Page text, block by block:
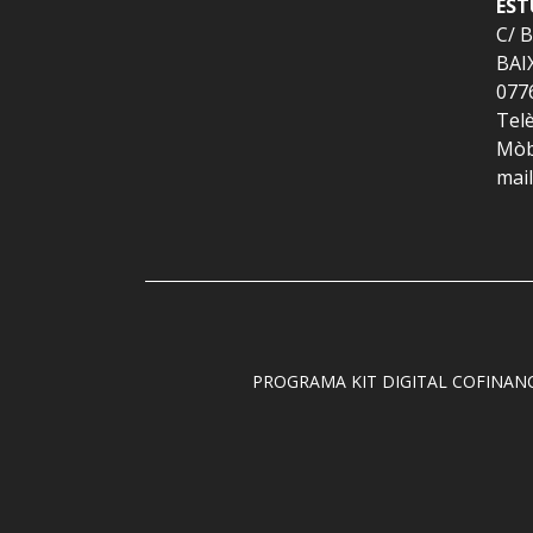
C/
PROGRAMA KIT DIGITAL